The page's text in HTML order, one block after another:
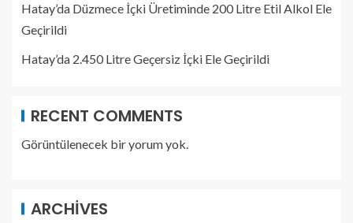
Hatay’da Düzmece İçki Üretiminde 200 Litre Etil Alkol Ele
Geçirildi
Hatay’da 2.450 Litre Geçersiz İçki Ele Geçirildi
RECENT COMMENTS
Görüntülenecek bir yorum yok.
ARCHIVES